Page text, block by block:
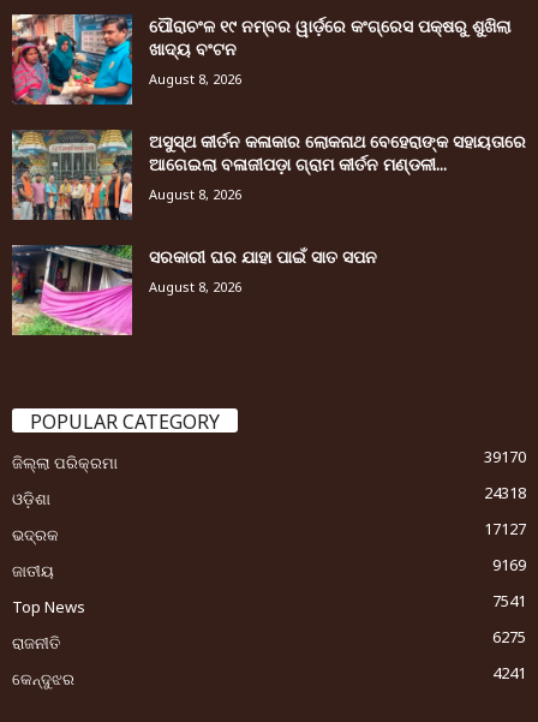
ପୌରାଚଂଳ ୧୯ ନମ୍ବର ୱାର୍ଡ଼ରେ କଂଗ୍ରେସ ପକ୍ଷରୁ ଶୁଖିଲା
ଖାଦ୍ୟ ବଂଟନ
August 8, 2026
ଅସୁସ୍ଥ କୀର୍ତନ କଳାକାର ଲୋକନାଥ ବେହେରାଙ୍କ ସହାୟତାରେ
ଆଗେଇଲା ବଳାଜୀପଡ଼ା ଗ୍ରାମ କୀର୍ତନ ମଣ୍ଡଳୀ...
August 8, 2026
ସରକାରୀ ଘର ଯାହା ପାଇଁ ସାତ ସପନ
August 8, 2026
POPULAR CATEGORY
ଜିଲ୍ଲା ପରିକ୍ରମା
39170
ଓଡ଼ିଶା
24318
ଭଦ୍ରକ
17127
ଜାତୀୟ
9169
Top News
7541
ରାଜନୀତି
6275
କେନ୍ଦୁଝର
4241